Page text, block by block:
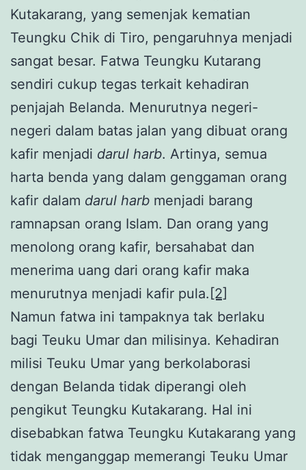
Kutakarang, yang semenjak kematian
Teungku Chik di Tiro, pengaruhnya menjadi
sangat besar. Fatwa Teungku Kutarang
sendiri cukup tegas terkait kehadiran
penjajah Belanda. Menurutnya negeri-
negeri dalam batas jalan yang dibuat orang
kafir menjadi darul harb. Artinya, semua
harta benda yang dalam genggaman orang
kafir dalam darul harb menjadi barang
ramnapsan orang Islam. Dan orang yang
menolong orang kafir, bersahabat dan
menerima uang dari orang kafir maka
menurutnya menjadi kafir pula. [2]
Namun fatwa ini tampaknya tak berlaku
bagi Teuku Umar dan milisinya. Kehadiran
milisi Teuku Umar yang berkolaborasi
dengan Belanda tidak diperangi oleh
pengikut Teungku Kutakarang. Hal ini
disebabkan fatwa Teungku Kutakarang yang
tidak menganggap memerangi Teuku Umar